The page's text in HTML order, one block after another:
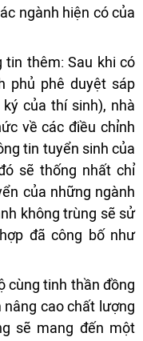
ngành hiện có của
tin thêm: Sau khi có
phủ phê duyệt sáp
của thí sinh), nhà
về các điều chỉnh
tin tuyển sinh của
sẽ thống nhất chỉ
của những ngành
không trùng sẽ sử
đã công bố như
cùng tinh thần đồng
cao chất lượng
sẽ mang đến một